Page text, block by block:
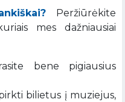
Peržiūrėkite
mes dažniausiai
bene pigiausius
bilietus į muziejus,